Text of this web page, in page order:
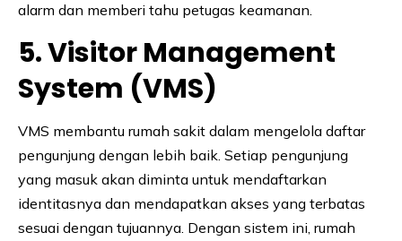
alarm dan memberi tahu petugas keamanan.
5. Visitor Management
System (VMS)
VMS membantu rumah sakit dalam mengelola daftar
pengunjung dengan lebih baik. Setiap pengunjung
yang masuk akan diminta untuk mendaftarkan
identitasnya dan mendapatkan akses yang terbatas
sesuai dengan tujuannya. Dengan sistem ini, rumah